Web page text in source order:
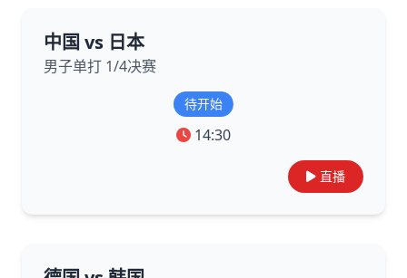
中国 vs 日本
男子单打 1/4决赛
待开始
14:30
直播